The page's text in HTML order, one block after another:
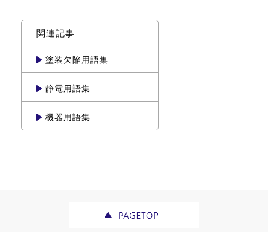
関連記事
塗装欠陥用語集
静電用語集
機器用語集